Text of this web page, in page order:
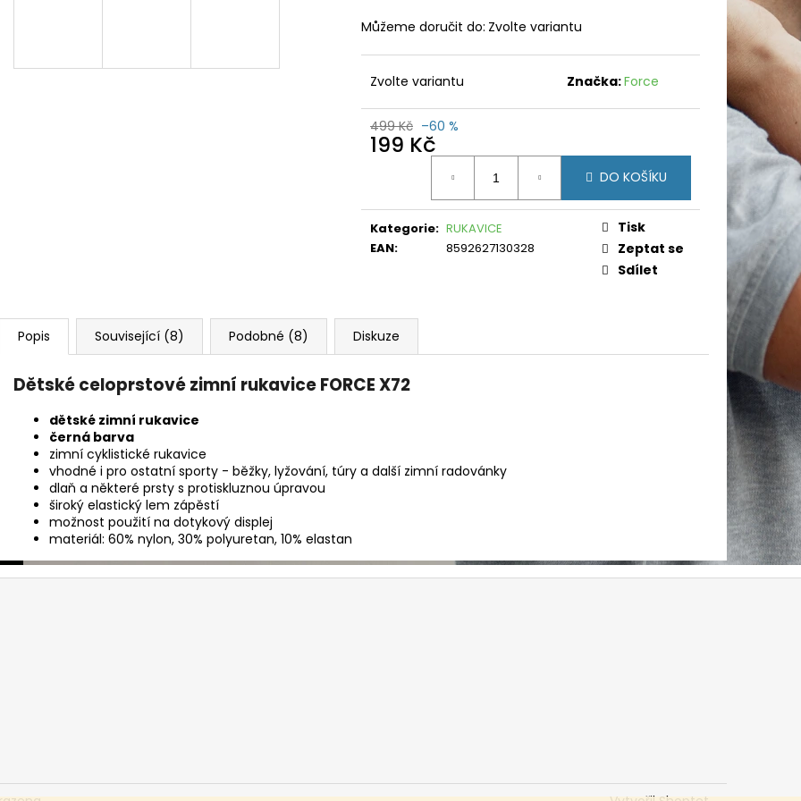
Můžeme doručit do: Zvolte variantu
Zvolte variantu Značka:Force
499 Kč –60 %
199 Kč
DO KOŠÍKU
Kategorie: RUKAVICE
EAN: 8592627130328
Tisk
Zeptat se
Sdílet
Popis Související (8) Podobné (8) Diskuze
Dětské celoprstové zimní rukavice FORCE X72
dětské zimní rukavice
černá barva
zimní cyklistické rukavice
vhodné i pro ostatní sporty - běžky, lyžování, túry a další zimní radovánky
dlaň a některé prsty s protiskluznou úpravou
široký elastický lem zápěstí
možnost použití na dotykový displej
materiál: 60% nylon, 30% polyuretan, 10% elastan